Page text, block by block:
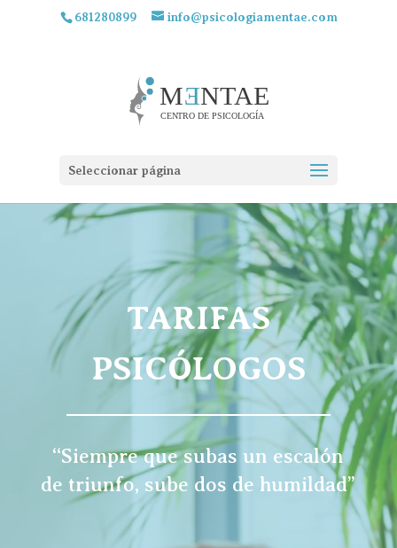
681280899 info@psicologiamentae.com
Seleccionar página
TARIFAS
PSICÓLOGOS
“Siempre que subas un escalón
de triunfo, sube dos de humildad”